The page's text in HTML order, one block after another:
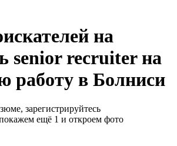
на
senior recruiter на
работу в Болниси
зарегистрируйтесь
ещё 1 и откроем фото